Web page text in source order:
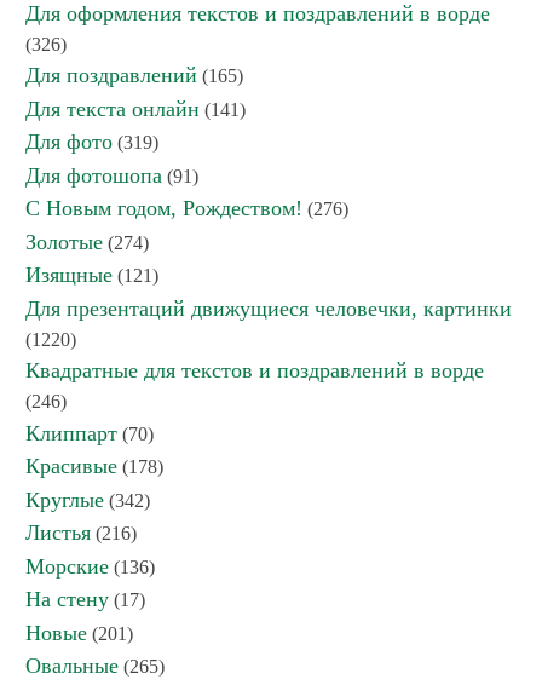
Для оформления текстов и поздравлений в ворде
(326)
Для поздравлений (165)
Для текста онлайн (141)
Для фото (319)
Для фотошопа (91)
С Новым годом, Рождеством! (276)
Золотые (274)
Изящные (121)
Для презентаций движущиеся человечки, картинки
(1220)
Квадратные для текстов и поздравлений в ворде
(246)
Клиппарт (70)
Красивые (178)
Круглые (342)
Листья (216)
Морские (136)
На стену (17)
Новые (201)
Овальные (265)